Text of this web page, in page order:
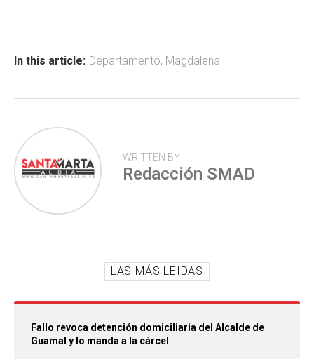
ok p
tir
In this article: Departamento, Magdalena
WRITTEN BY
Redacción SMAD
LAS MÁS LEIDAS
Fallo revoca detención domiciliaria del Alcalde de
Guamal y lo manda a la cárcel